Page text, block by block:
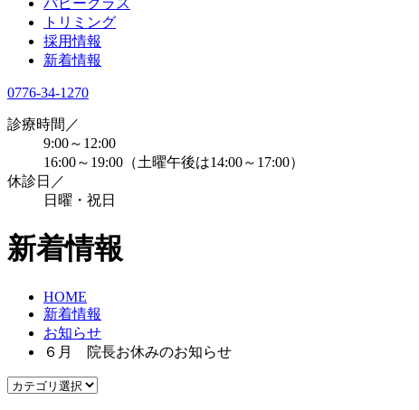
パピークラス
トリミング
採用情報
新着情報
0776-34-1270
診療時間／
9:00～12:00
16:00～19:00（土曜午後は14:00～17:00）
休診日／
日曜・祝日
新着情報
HOME
新着情報
お知らせ
６月 院長お休みのお知らせ